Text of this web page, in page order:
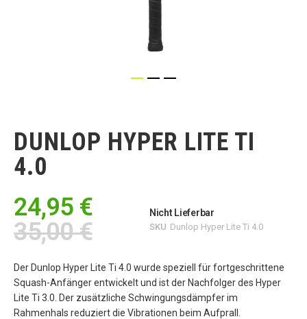
Bildgalerie
springen
DUNLOP HYPER LITE TI
4.0
24,95 €
35,00 €
Nicht Lieferbar
SKU Dunlop Hyper Lite Ti 4.0
Der Dunlop Hyper Lite Ti 4.0 wurde speziell für fortgeschrittene
Squash-Anfänger entwickelt und ist der Nachfolger des Hyper
Lite Ti 3.0. Der zusätzliche Schwingungsdämpfer im
Rahmenhals reduziert die Vibrationen beim Aufprall.